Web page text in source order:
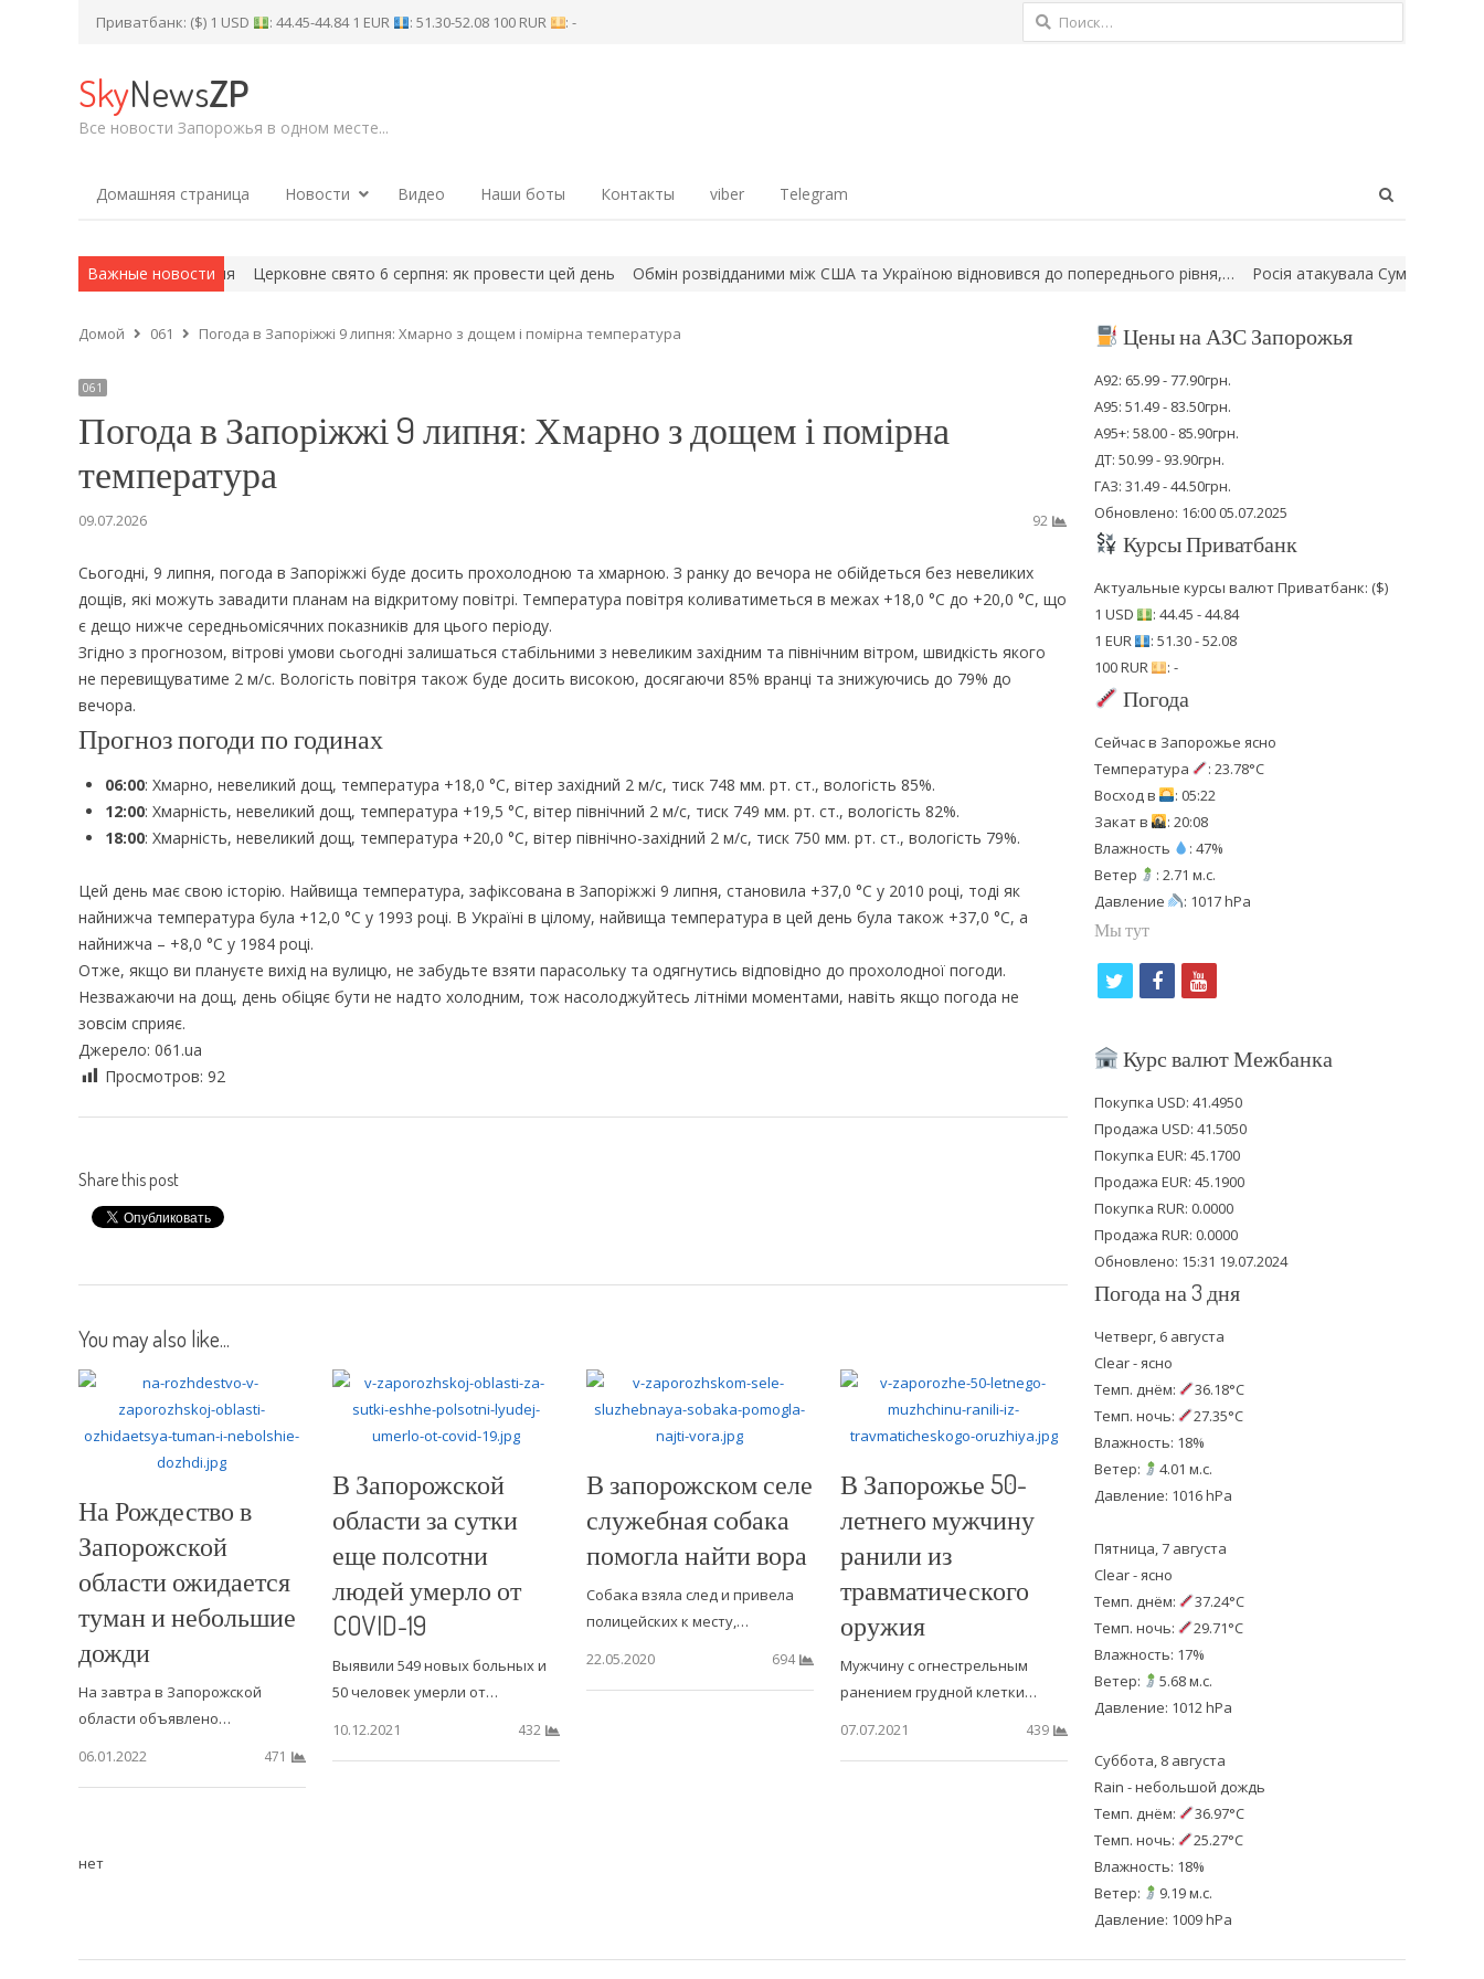
Приватбанк: ($) 1 USD : 44.45-44.84 1 EUR : 51.30-52.08 100 RUR : - Найти:
SkyNewsZP
Все новости Запорожья в одном месте...
Домашняя страница Новости Видео Наши боты Контакты viber Telegram
Важные новости
на четвер, 6 серпня Церковне свято 6 серпня: як провести цей день Обмін розвідданими між США та Україною відновився до попереднього рівня,… Росія атакувала Суми КАБами:
Домой 061 Погода в Запоріжжі 9 липня: Хмарно з дощем і помірна температура
061
Погода в Запоріжжі 9 липня: Хмарно з дощем і помірна
температура
09.07.2026 92
Сьогодні, 9 липня, погода в Запоріжжі буде досить прохолодною та хмарною. З ранку до вечора не обійдеться без невеликих
дощів, які можуть завадити планам на відкритому повітрі. Температура повітря коливатиметься в межах +18,0 °C до +20,0 °C, що
є дещо нижче середньомісячних показників для цього періоду.
Згідно з прогнозом, вітрові умови сьогодні залишаться стабільними з невеликим західним та північним вітром, швидкість якого
не перевищуватиме 2 м/с. Вологість повітря також буде досить високою, досягаючи 85% вранці та знижуючись до 79% до
вечора.
Прогноз погоди по годинах
06:00: Хмарно, невеликий дощ, температура +18,0 °C, вітер західний 2 м/с, тиск 748 мм. рт. ст., вологість 85%.
12:00: Хмарність, невеликий дощ, температура +19,5 °C, вітер північний 2 м/с, тиск 749 мм. рт. ст., вологість 82%.
18:00: Хмарність, невеликий дощ, температура +20,0 °C, вітер північно-західний 2 м/с, тиск 750 мм. рт. ст., вологість 79%.
Цей день має свою історію. Найвища температура, зафіксована в Запоріжжі 9 липня, становила +37,0 °C у 2010 році, тоді як
найнижча температура була +12,0 °C у 1993 році. В Україні в цілому, найвища температура в цей день була також +37,0 °C, а
найнижча – +8,0 °C у 1984 році.
Отже, якщо ви плануєте вихід на вулицю, не забудьте взяти парасольку та одягнутись відповідно до прохолодної погоди.
Незважаючи на дощ, день обіцяє бути не надто холодним, тож насолоджуйтесь літніми моментами, навіть якщо погода не
зовсім сприяє.
Джерело: 061.ua
Просмотров: 92
Share this post
You may also like...
На Рождество в
Запорожской
области ожидается
туман и небольшие
дожди
На завтра в Запорожской
области объявлено…
06.01.2022
471
В Запорожской
области за сутки
еще полсотни
людей умерло от
COVID-19
Выявили 549 новых больных и
50 человек умерли от…
10.12.2021
432
В запорожском селе
служебная собака
помогла найти вора
Собака взяла след и привела
полицейских к месту,…
22.05.2020
694
В Запорожье 50-
летнего мужчину
ранили из
травматического
оружия
Мужчину с огнестрельным
ранением грудной клетки…
07.07.2021
439
нет
Цены на АЗС Запорожья
А92: 65.99 - 77.90грн.
А95: 51.49 - 83.50грн.
А95+: 58.00 - 85.90грн.
ДТ: 50.99 - 93.90грн.
ГАЗ: 31.49 - 44.50грн.
Обновлено: 16:00 05.07.2025
Курсы Приватбанк
Актуальные курсы валют Приватбанк: ($)
1 USD
: 44.45 - 44.84
1 EUR
: 51.30 - 52.08
100 RUR
: -
Погода
Сейчас в Запорожье ясно
Температура
: 23.78°C
Восход в
: 05:22
Закат в
: 20:08
Влажность
: 47%
Ветер
: 2.71 м.с.
Давление
: 1017 hPa
Мы тут
i
t
e
r
f
c
b
o
o
k
y
u
u
b
e
Курс валют Межбанка
Покупка USD: 41.4950
Продажа USD: 41.5050
Покупка EUR: 45.1700
Продажа EUR: 45.1900
Покупка RUR: 0.0000
Продажа RUR: 0.0000
Обновлено: 15:31 19.07.2024
Погода на 3 дня
Четверг, 6 августа
Clear - ясно
Темп. днём:
36.18°C
Темп. ночь:
27.35°C
Влажность: 18%
Ветер:
4.01 м.с.
Давление: 1016 hPa
Пятница, 7 августа
Clear - ясно
Темп. днём:
37.24°C
Темп. ночь:
29.71°C
Влажность: 17%
Ветер:
5.68 м.с.
Давление: 1012 hPa
Суббота, 8 августа
Rain - небольшой дождь
Темп. днём:
36.97°C
Темп. ночь:
25.27°C
Влажность: 18%
Ветер:
9.19 м.с.
Давление: 1009 hPa